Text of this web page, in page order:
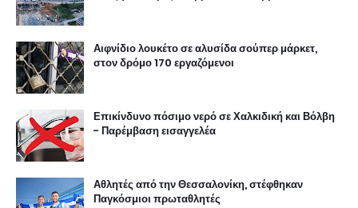
Αιφνίδιο λουκέτο σε αλυσίδα σούπερ μάρκετ,
στον δρόμο 170 εργαζόμενοι
Επικίνδυνο πόσιμο νερό σε Χαλκιδική και Βόλβη
- Παρέμβαση εισαγγελέα
Αθλητές από την Θεσσαλονίκη, στέφθηκαν
Παγκόσμιοι πρωταθλητές